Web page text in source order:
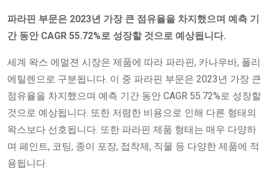
파라핀 부문은 2023년 가장 큰 점유율을 차지했으며 예측 기
간 동안 CAGR 55.72%로 성장할 것으로 예상됩니다.
세계 왁스 에멀젼 시장은 제품에 따라 파라핀, 카나우바, 폴리
에틸렌으로 구분됩니다. 이 중 파라핀 부문은 2023년 가장 큰
점유율을 차지했으며 예측 기간 동안 CAGR 55.72%로 성장할
것으로 예상됩니다. 또한 저렴한 비용으로 인해 다른 형태의
왁스보다 선호됩니다. 또한 파라핀 제품 형태는 매우 다양하
며 페인트, 코팅, 종이 포장, 접착제, 직물 등 다양한 제품에 적
용됩니다.